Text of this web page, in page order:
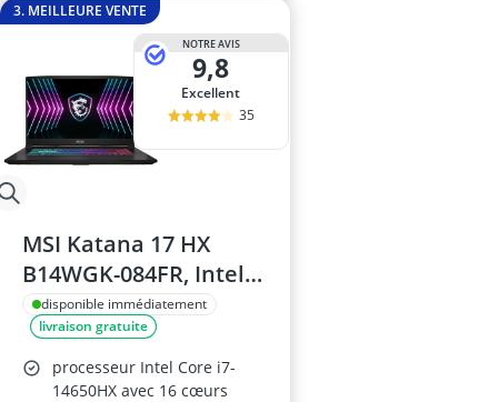
3. MEILLEURE VENTE
NOTRE AVIS
9,8
Excellent
35
MSI Katana 17 HX
B14WGK-084FR, Intel
i7, 32GB RAM, 1TB SSD,
Nvidia RTX5070, 17.3"
FHD 144Hz
disponible immédiatement
livraison gratuite
processeur Intel Core i7-
14650HX avec 16 cœurs